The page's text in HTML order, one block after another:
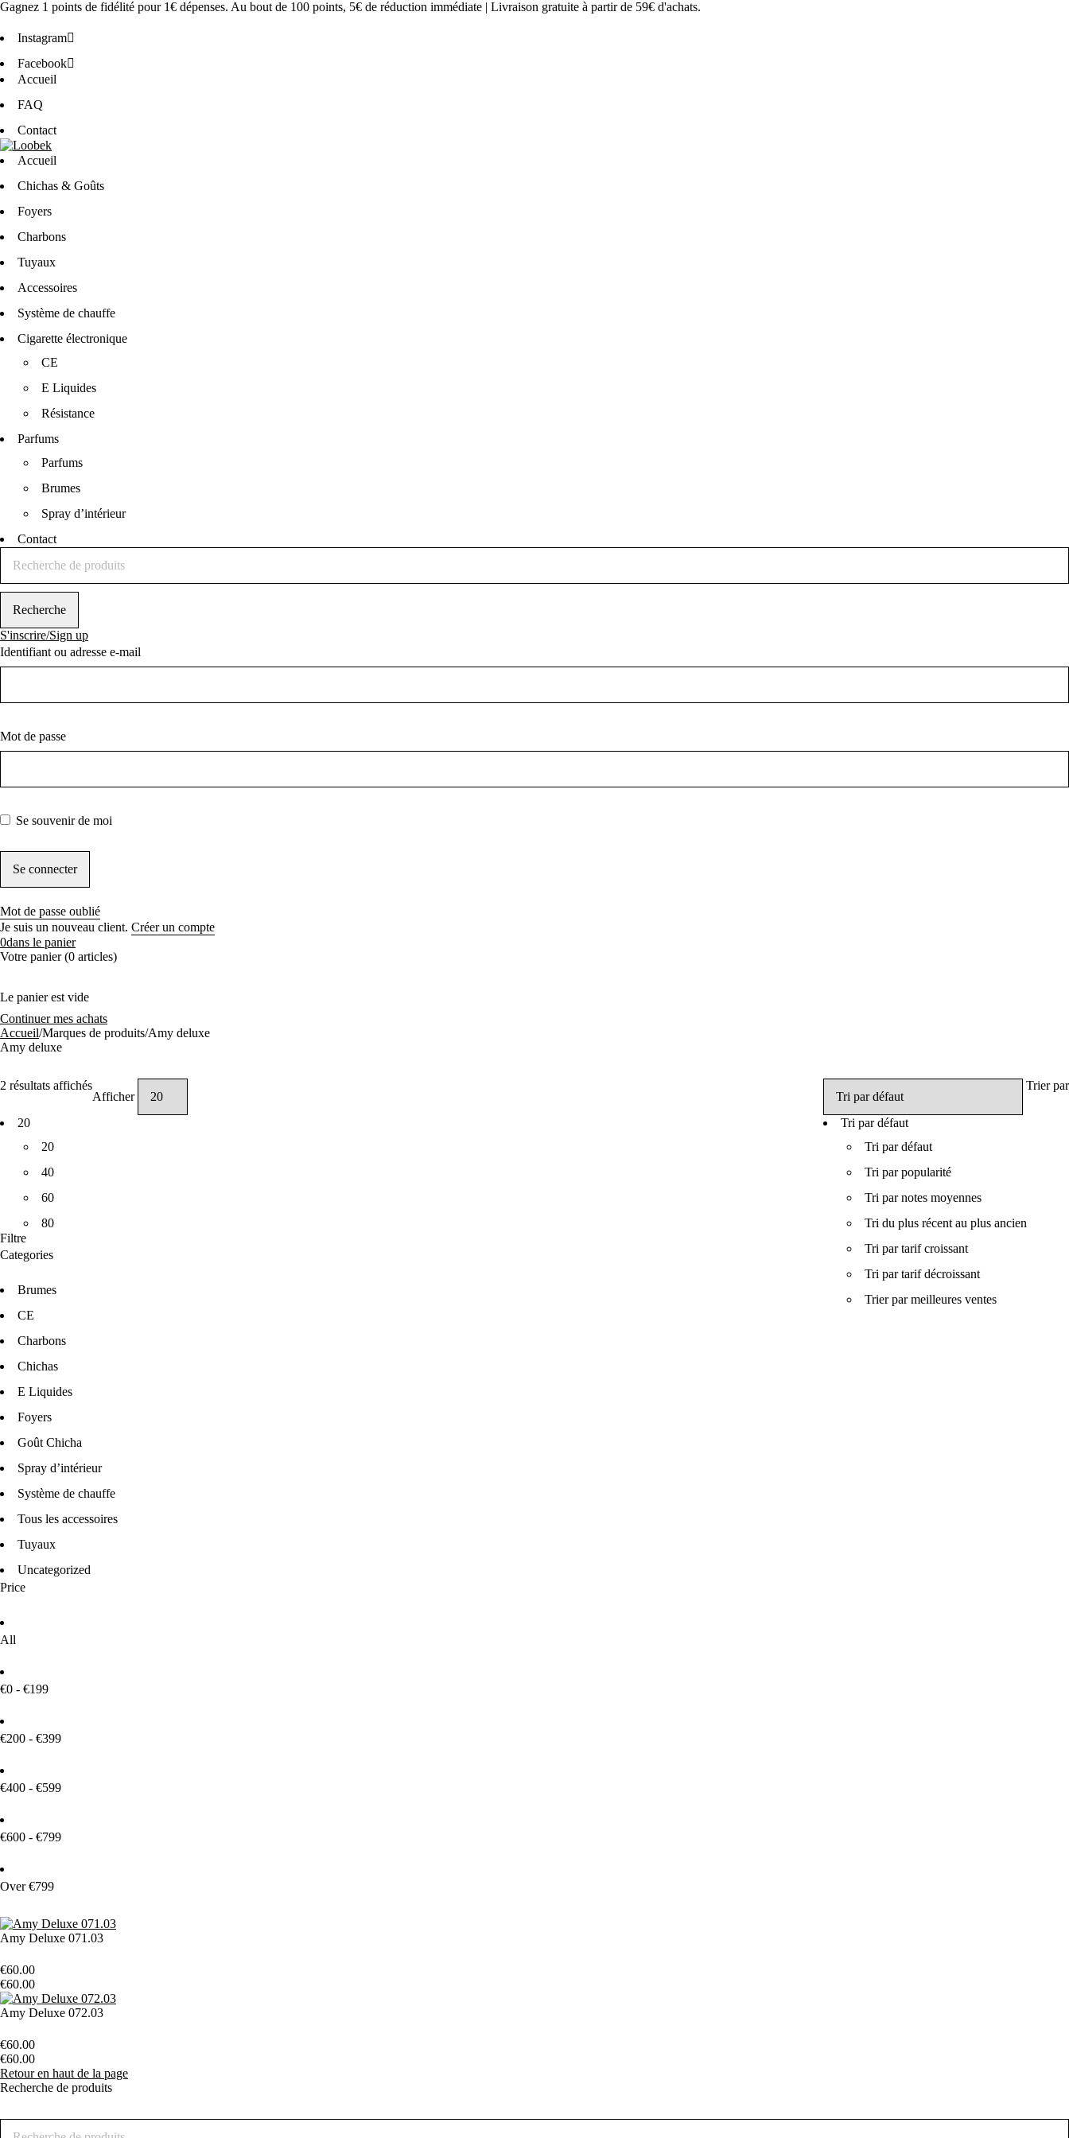
Gagnez 1 points de fidélité pour 1€ dépenses. Au bout de 100 points, 5€ de réduction immédiate | Livraison gratuite à partir de 59€ d'achats.
Instagram
Facebook
Accueil
FAQ
Contact
Accueil
Chichas & Goûts
Foyers
Charbons
Tuyaux
Accessoires
Système de chauffe
Cigarette électronique
CE
E Liquides
Résistance
Parfums
Parfums
Brumes
Spray d’intérieur
Contact
S'inscrire/Sign up
Identifiant ou adresse e-mail
Mot de passe
Se souvenir de moi
Mot de passe oublié
Je suis un nouveau client. Créer un compte
0dans le panier
Votre panier (0 articles)
Le panier est vide
Continuer mes achats
Accueil/Marques de produits/Amy deluxe
Amy deluxe
2 résultats affichés Trier par
Tri par défaut
Tri par défaut
Tri par popularité
Tri par notes moyennes
Tri du plus récent au plus ancien
Tri par tarif croissant
Tri par tarif décroissant
Trier par meilleures ventes
Afficher
20
20
40
60
80
Filtre
Categories
Brumes
CE
Charbons
Chichas
E Liquides
Foyers
Goût Chicha
Spray d’intérieur
Système de chauffe
Tous les accessoires
Tuyaux
Uncategorized
Price
All
€0 - €199
€200 - €399
€400 - €599
€600 - €799
Over €799
Amy Deluxe 071.03
€60.00
€60.00
Amy Deluxe 072.03
€60.00
€60.00
Retour en haut de la page
Recherche de produits